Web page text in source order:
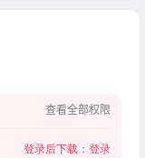
查看全部权限
登录后下载： 登录